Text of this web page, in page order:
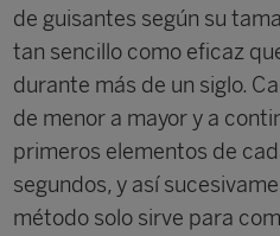
de guisantes según su
tan sencillo como eficaz
durante más de un siglo.
de menor a mayor y a
primeros elementos de
segundos, y así
método solo sirve para